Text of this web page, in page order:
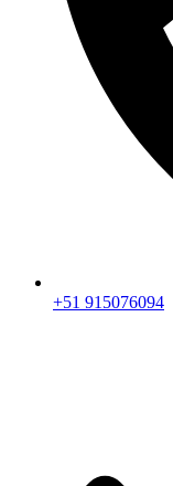
+51 915076094